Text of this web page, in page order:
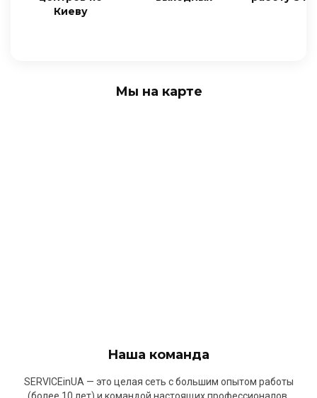
Киеву
Мы на карте
Наша команда
SERVICEinUA — это целая сеть с большим опытом работы